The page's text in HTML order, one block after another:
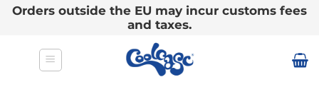
Orders outside the EU may incur customs fees
and taxes.